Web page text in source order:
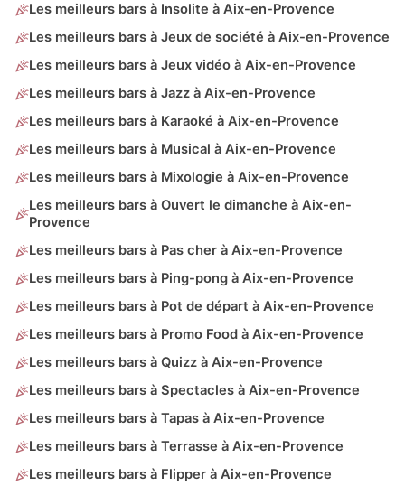
Les meilleurs bars à Insolite à Aix-en-Provence
Les meilleurs bars à Jeux de société à Aix-en-Provence
Les meilleurs bars à Jeux vidéo à Aix-en-Provence
Les meilleurs bars à Jazz à Aix-en-Provence
Les meilleurs bars à Karaoké à Aix-en-Provence
Les meilleurs bars à Musical à Aix-en-Provence
Les meilleurs bars à Mixologie à Aix-en-Provence
Les meilleurs bars à Ouvert le dimanche à Aix-en-
Provence
Les meilleurs bars à Pas cher à Aix-en-Provence
Les meilleurs bars à Ping-pong à Aix-en-Provence
Les meilleurs bars à Pot de départ à Aix-en-Provence
Les meilleurs bars à Promo Food à Aix-en-Provence
Les meilleurs bars à Quizz à Aix-en-Provence
Les meilleurs bars à Spectacles à Aix-en-Provence
Les meilleurs bars à Tapas à Aix-en-Provence
Les meilleurs bars à Terrasse à Aix-en-Provence
Les meilleurs bars à Flipper à Aix-en-Provence